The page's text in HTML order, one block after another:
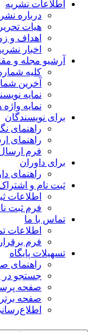
اطلاعات نشریه
درباره نشریه
هیات تحریریه
اهداف و
اخبار نشریه
آرشیو مجله و
کلیه
آخرین
نمایه
نمایه واژه
برای نویسندگان
راهنمای
راهنمای
فرم ارسال
برای داوران
راهنمای
ثبت نام و اشتراک
اطلاعات
فرم ثبت نام
تماس با ما
اطلاعات
فرم
تسهیلات پایگاه
راهنمای
جستجو در
صفحه
صفحه